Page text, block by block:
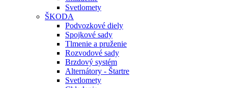
Svetlomety
ŠKODA
Podvozkové diely
Spojkové sady
Tlmenie a pruženie
Rozvodové sady
Brzdový systém
Alternátory - Štartre
Svetlomety